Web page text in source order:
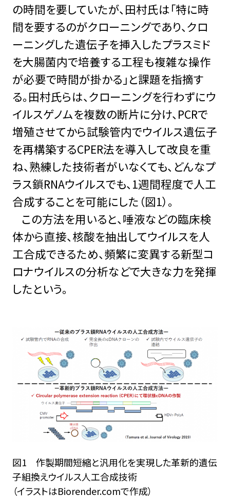
の時間を要していたが、田村氏は「特に時
間を要するのがクローニングであり、クロ
ーニングした遺伝子を挿入したプラスミド
を大腸菌内で培養する工程も複雑な操作
が必要で時間が掛かる」と課題を指摘す
る。田村氏らは、クローニングを行わずにウ
イルスゲノムを複数の断片に分け、PCRで
増殖させてから試験管内でウイルス遺伝子
を再構築するCPER法を導入して改良を重
ね、熟練した技術者がいなくても、どんなプ
ラス鎖RNAウイルスでも、1週間程度で人工
合成することを可能にした（図1）。
この方法を用いると、唾液などの臨床検
体から直接、核酸を抽出してウイルスを人
工合成できるため、頻繁に変異する新型コ
ロナウイルスの分析などで大きな力を発揮
したという。
図1 作製期間短縮と汎用化を実現した革新的遺伝
子組換えウイルス人工合成技術
（イラストはBiorender.comで作成）